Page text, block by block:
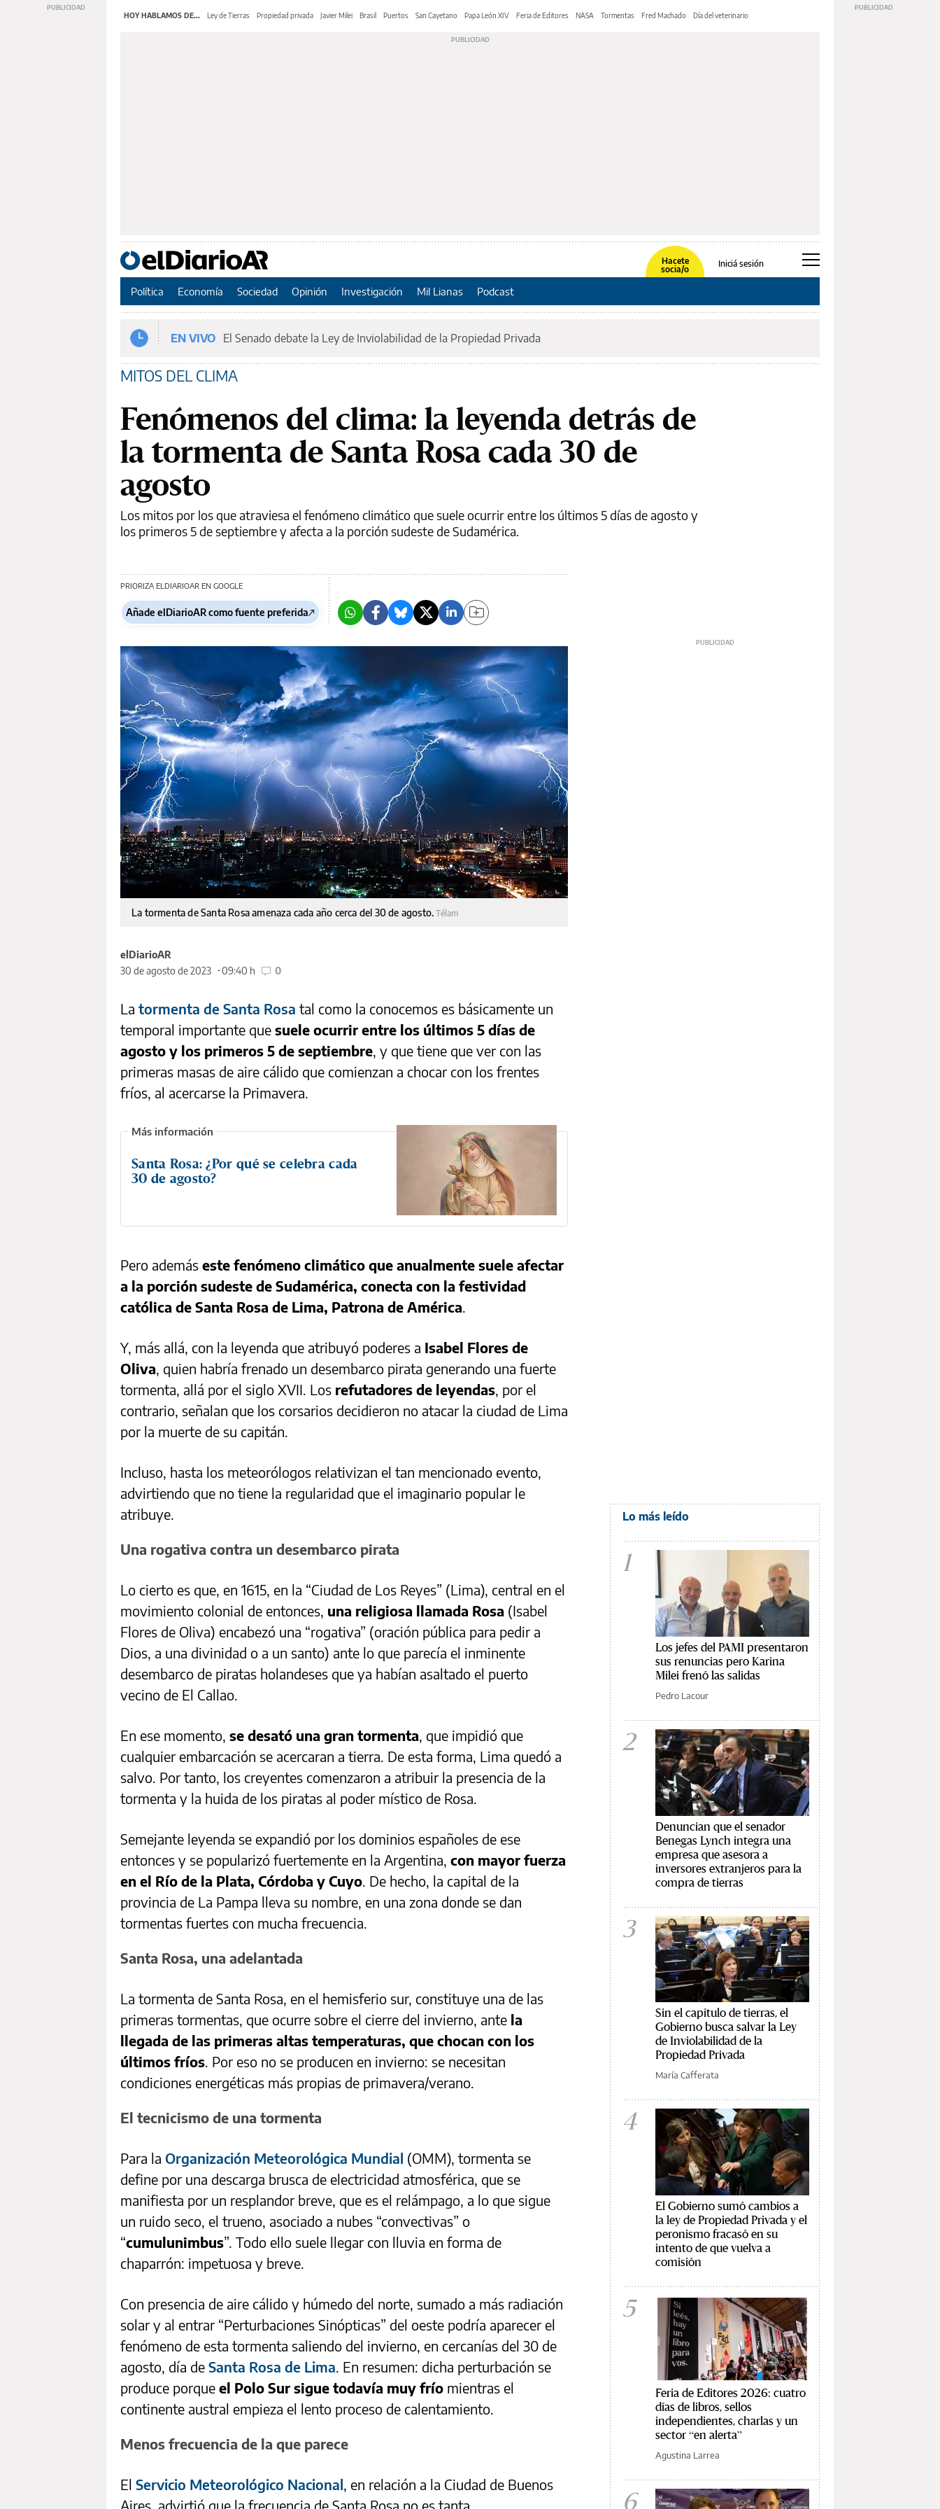
HOY HABLAMOS DE... Ley de Tierras Propiedad privada Javier Milei Brasil Puertos San Cayetano Papa León XIV Feria de Editores NASA Tormentas Fred Machado Día del veterinario
Hacete
socia/o
Iniciá sesión
Política Economía Sociedad Opinión Investigación Mil Lianas Podcast
EN VIVO El Senado debate la Ley de Inviolabilidad de la Propiedad Privada
MITOS DEL CLIMA
Fenómenos del clima: la leyenda detrás de
la tormenta de Santa Rosa cada 30 de
agosto
Los mitos por los que atraviesa el fenómeno climático que suele ocurrir entre los últimos 5 días de agosto y
los primeros 5 de septiembre y afecta a la porción sudeste de Sudamérica.
PRIORIZA ELDIARIOAR EN GOOGLE
Añade elDiarioAR como fuente preferida
La tormenta de Santa Rosa amenaza cada año cerca del 30 de agosto.Télam
elDiarioAR
30 de agosto de 2023
09:40 h 0
La tormenta de Santa Rosa tal como la conocemos es básicamente un
temporal importante que suele ocurrir entre los últimos 5 días de
agosto y los primeros 5 de septiembre, y que tiene que ver con las
primeras masas de aire cálido que comienzan a chocar con los frentes
fríos, al acercarse la Primavera.
Santa Rosa: ¿Por qué se celebra cada
30 de agosto?
Pero además este fenómeno climático que anualmente suele afectar
a la porción sudeste de Sudamérica, conecta con la festividad
católica de Santa Rosa de Lima, Patrona de América.
Y, más allá, con la leyenda que atribuyó poderes a Isabel Flores de
Oliva, quien habría frenado un desembarco pirata generando una fuerte
tormenta, allá por el siglo XVII. Los refutadores de leyendas, por el
contrario, señalan que los corsarios decidieron no atacar la ciudad de Lima
por la muerte de su capitán.
Incluso, hasta los meteorólogos relativizan el tan mencionado evento,
advirtiendo que no tiene la regularidad que el imaginario popular le
atribuye.
Una rogativa contra un desembarco pirata
Lo cierto es que, en 1615, en la “Ciudad de Los Reyes” (Lima), central en el
movimiento colonial de entonces, una religiosa llamada Rosa (Isabel
Flores de Oliva) encabezó una “rogativa” (oración pública para pedir a
Dios, a una divinidad o a un santo) ante lo que parecía el inminente
desembarco de piratas holandeses que ya habían asaltado el puerto
vecino de El Callao.
En ese momento, se desató una gran tormenta, que impidió que
cualquier embarcación se acercaran a tierra. De esta forma, Lima quedó a
salvo. Por tanto, los creyentes comenzaron a atribuir la presencia de la
tormenta y la huida de los piratas al poder místico de Rosa.
Semejante leyenda se expandió por los dominios españoles de ese
entonces y se popularizó fuertemente en la Argentina, con mayor fuerza
en el Río de la Plata, Córdoba y Cuyo. De hecho, la capital de la
provincia de La Pampa lleva su nombre, en una zona donde se dan
tormentas fuertes con mucha frecuencia.
Santa Rosa, una adelantada
La tormenta de Santa Rosa, en el hemisferio sur, constituye una de las
primeras tormentas, que ocurre sobre el cierre del invierno, ante la
llegada de las primeras altas temperaturas, que chocan con los
últimos fríos. Por eso no se producen en invierno: se necesitan
condiciones energéticas más propias de primavera/verano.
El tecnicismo de una tormenta
Para la Organización Meteorológica Mundial (OMM), tormenta se
define por una descarga brusca de electricidad atmosférica, que se
manifiesta por un resplandor breve, que es el relámpago, a lo que sigue
un ruido seco, el trueno, asociado a nubes “convectivas” o
“cumulunimbus”. Todo ello suele llegar con lluvia en forma de
chaparrón: impetuosa y breve.
Con presencia de aire cálido y húmedo del norte, sumado a más radiación
solar y al entrar “Perturbaciones Sinópticas” del oeste podría aparecer el
fenómeno de esta tormenta saliendo del invierno, en cercanías del 30 de
agosto, día de Santa Rosa de Lima. En resumen: dicha perturbación se
produce porque el Polo Sur sigue todavía muy frío mientras el
continente austral empieza el lento proceso de calentamiento.
Menos frecuencia de la que parece
El Servicio Meteorológico Nacional, en relación a la Ciudad de Buenos
Aires, advirtió que la frecuencia de Santa Rosa no es tanta.
Lo más leído
1
Los jefes del PAMI presentaron
sus renuncias pero Karina
Milei frenó las salidas
Pedro Lacour
2
Denuncian que el senador
Benegas Lynch integra una
empresa que asesora a
inversores extranjeros para la
compra de tierras
3
Sin el capítulo de tierras, el
Gobierno busca salvar la Ley
de Inviolabilidad de la
Propiedad Privada
María Cafferata
4
El Gobierno sumó cambios a
la ley de Propiedad Privada y el
peronismo fracasó en su
intento de que vuelva a
comisión
5
Feria de Editores 2026: cuatro
días de libros, sellos
independientes, charlas y un
sector “en alerta”
Agustina Larrea
6